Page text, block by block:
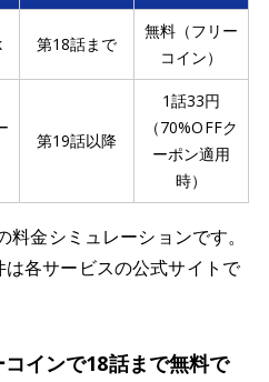
第18話まで
無料（フリー
コイン）
第19話以降
1話33円
（70%OFFク
ーポン適用
時）
金シミュレーションです。
各サービスの公式サイトで
インで18話まで無料で